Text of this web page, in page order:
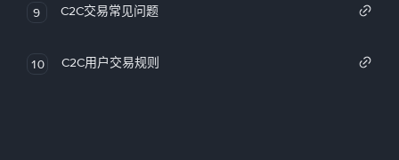
9 C2C交易常见问题
10 C2C用户交易规则